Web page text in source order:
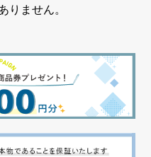
りません。